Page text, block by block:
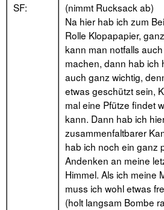
SF:
(nimmt Rucksack ab)
Na hier hab ich zum
Rolle Klopapapier,
kann man notfalls
machen, dann hab ich
auch ganz wichtig,
etwas geschützt sein,
mal eine Pfütze findet
kann. Dann hab ich
zusammenfaltbarer
hab ich noch ein ganz
Andenken an meine
Himmel. Als ich meine
muss ich wohl etwas
(holt langsam Bombe